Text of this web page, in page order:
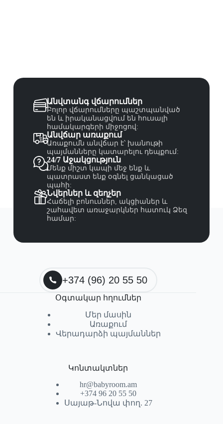
Անվտանգ վճարումներ
Բոլոր վճարումները պաշտպանված
են և իրականացվում են հուսալի
համակարգերի միջոցով:
Անվճար առաքում
Առաքումն անվճար է՝ խանութի
պայմանները կատարելու դեպքում:
24/7 Աջակցություն
Մենք միշտ կապի մեջ ենք և
պատրաստ ենք օգնել ցանկացած
պահի:
Նվերներ և զեղչեր
Հաճելի բոնուսներ, ակցիաներ և
շահավետ առաջարկներ հատուկ Ձեզ
համար:
+374 (96) 20 55 50
Օգտակար հղումներ
Մեր մասին
Առաքում
Վերադարձի պայմաններ
Կոնտակտներ
hr@babyroom.am
+374 96 20 55 50
Սայաթ-Նովա փող. 27